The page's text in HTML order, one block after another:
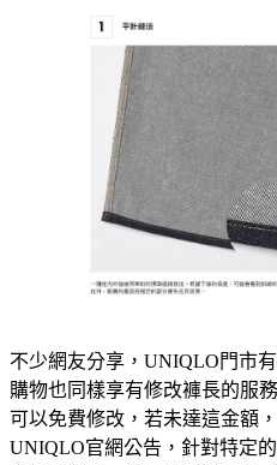
不少網友分享，UNIQLO門市
購物也同樣享有修改褲長的服
可以免費修改，若未達這金額
UNIQLO官網公告，針對特定